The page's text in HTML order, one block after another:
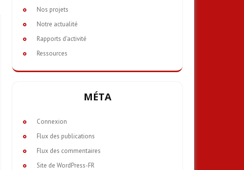
Nos projets
Notre actualité
Rapports d'activité
Ressources
MÉTA
Connexion
Flux des publications
Flux des commentaires
Site de WordPress-FR